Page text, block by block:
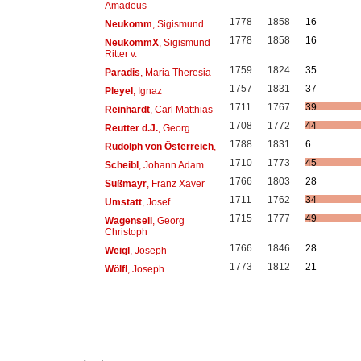
Amadeus
Neukomm , Sigismund 1778 1858
16
NeukommX, Sigismund
Ritter v.
1778 1858 16
Paradis , Maria Theresia 1759 1824
35
Pleyel, Ignaz 1757 1831
37
Reinhardt, Carl Matthias 1711 1767
39
Reutter d.J., Georg 1708 1772
44
Rudolph von Österreich, 1788 1831
6
Scheibl, Johann Adam 1710 1773
45
Süßmayr, Franz Xaver 1766 1803
28
Umstatt, Josef 1711 1762
34
Wagenseil, Georg
Christoph
1715 1777 49
Weigl, Joseph 1766 1846
28
Wölfl, Joseph 1773 1812 21